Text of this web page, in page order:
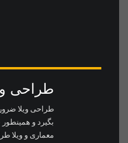
طراحی
طراحی ویلا
بگیرد و
معماری و ویلا